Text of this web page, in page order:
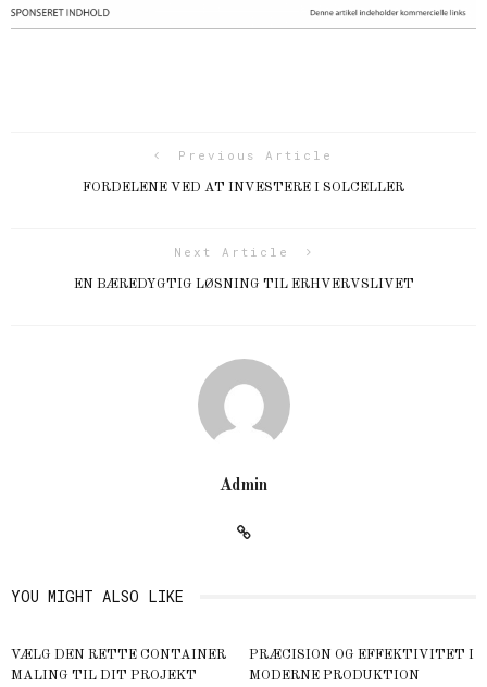
Previous Article
FORDELENE VED AT INVESTERE I SOLCELLER
Next Article
EN BÆREDYGTIG LØSNING TIL ERHVERVSLIVET
Admin
YOU MIGHT ALSO LIKE
VÆLG DEN RETTE CONTAINER
MALING TIL DIT PROJEKT
PRÆCISION OG EFFEKTIVITET I
MODERNE PRODUKTION